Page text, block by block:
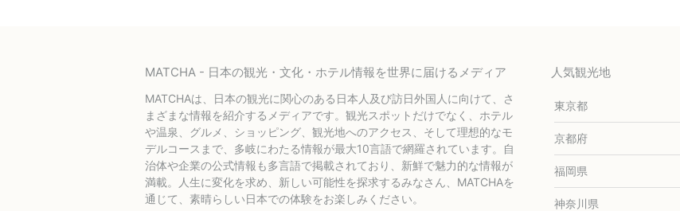
MATCHA - 日本の観光・文化・ホテル情報を世界に届けるメディア
MATCHAは、日本の観光に関心のある日本人及び訪日外国人に向けて、さ
まざまな情報を紹介するメディアです。観光スポットだけでなく、ホテル
や温泉、グルメ、ショッピング、観光地へのアクセス、そして理想的なモ
デルコースまで、多岐にわたる情報が最大10言語で網羅されています。自
治体や企業の公式情報も多言語で掲載されており、新鮮で魅力的な情報が
満載。人生に変化を求め、新しい可能性を探求するみなさん、MATCHAを
通じて、素晴らしい日本での体験をお楽しみください。
人気観光地
東京都
京都府
福岡県
神奈川県